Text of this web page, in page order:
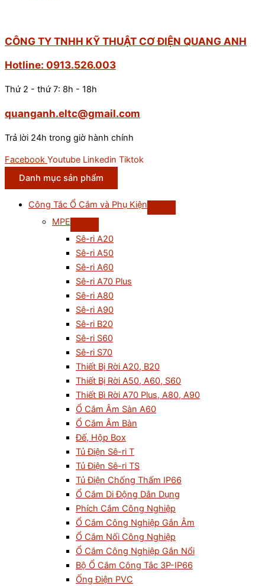
CÔNG TY TNHH KỸ THUẬT CƠ ĐIỆN QUANG ANH
Hotline: 0913.526.003
Thứ 2 - thứ 7: 8h - 18h
quanganh.eltc@gmail.com
Trả lời 24h trong giờ hành chính
Facebook Youtube Linkedin Tiktok
Danh mục sản phẩm
Công Tắc Ổ Cắm và Phụ Kiện
MPE
Sê-ri A20
Sê-ri A50
Sê-ri A60
Sê-ri A70 Plus
Sê-ri A80
Sê-ri A90
Sê-ri B20
Sê-ri S60
Sê-ri S70
Thiết Bị Rời A20, B20
Thiết Bị Rời A50, A60, S60
Thiết Bì Rời A70 Plus, A80, A90
Ổ Cắm Âm Sàn A60
Ổ Cắm Âm Bàn
Đế, Hộp Box
Tủ Điện Sê-ri T
Tủ Điện Sê-ri TS
Tủ Điện Chống Thấm IP66
Ổ Cắm Di Động Dân Dụng
Phích Cắm Công Nghiệp
Ổ Cắm Công Nghiệp Gắn Âm
Ổ Cắm Nối Công Nghiệp
Ổ Cắm Công Nghiệp Gắn Nổi
Bộ Ổ Cắm Công Tắc 3P-IP66
Ống Điện PVC